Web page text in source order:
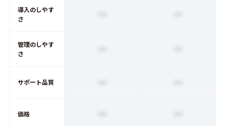
導入のしやす
さ
管理のしやす
さ
サポート品質
価格